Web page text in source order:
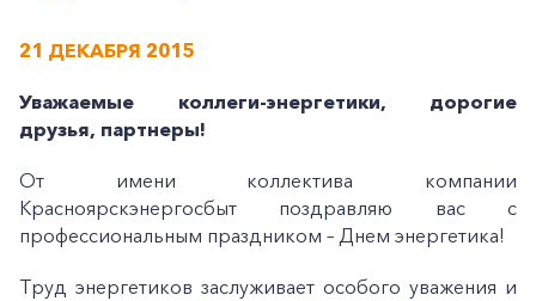
21 ДЕКАБРЯ 2015
Уважаемые коллеги-энергетики, дорогие
друзья, партнеры!
От имени коллектива компании
Красноярскэнергосбыт поздравляю вас с
профессиональным праздником – Днем энергетика!
Труд энергетиков заслуживает особого уважения и